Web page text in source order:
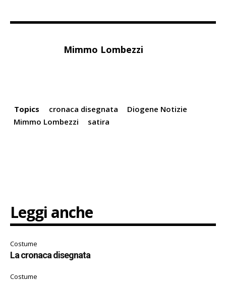
Mimmo Lombezzi
Topics cronaca disegnata
Diogene Notizie
Mimmo Lombezzi
satira
Leggi anche
Costume
La cronaca disegnata
Costume